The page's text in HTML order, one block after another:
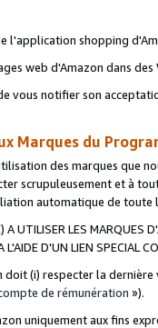
l'application shopping
web d'Amazon dans
vous notifier son
Marques du
des marques que
scrupuleusement et à
automatique de
UTILISER LES MARQUES
D'UN LIEN SPECIAL
(i) respecter la
de rémunération »).
uniquement aux fins